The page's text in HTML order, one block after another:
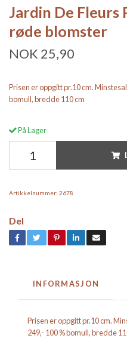
Jardin De Fleurs
røde blomster
NOK 25,90
Prisen er oppgitt pr.10 cm.
bomull, bredde 110 cm
På Lager
Artikkelnummer: 2678
Del
INFORMASJON
Prisen er oppgitt pr.10 cm.
249,- 100 % bomull, bredde